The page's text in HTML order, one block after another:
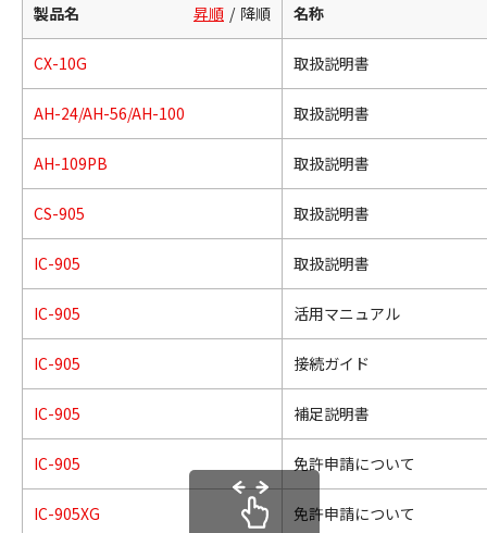
製品名 昇順 降順 名称
CX-10G 取扱説明書
AH-24/AH-56/AH-100 取扱説明書
AH-109PB 取扱説明書
CS-905 取扱説明書
IC-905 取扱説明書
IC-905 活用マニュアル
IC-905 接続ガイド
IC-905 補足説明書
IC-905 免許申請について
IC-905XG 免許申請について